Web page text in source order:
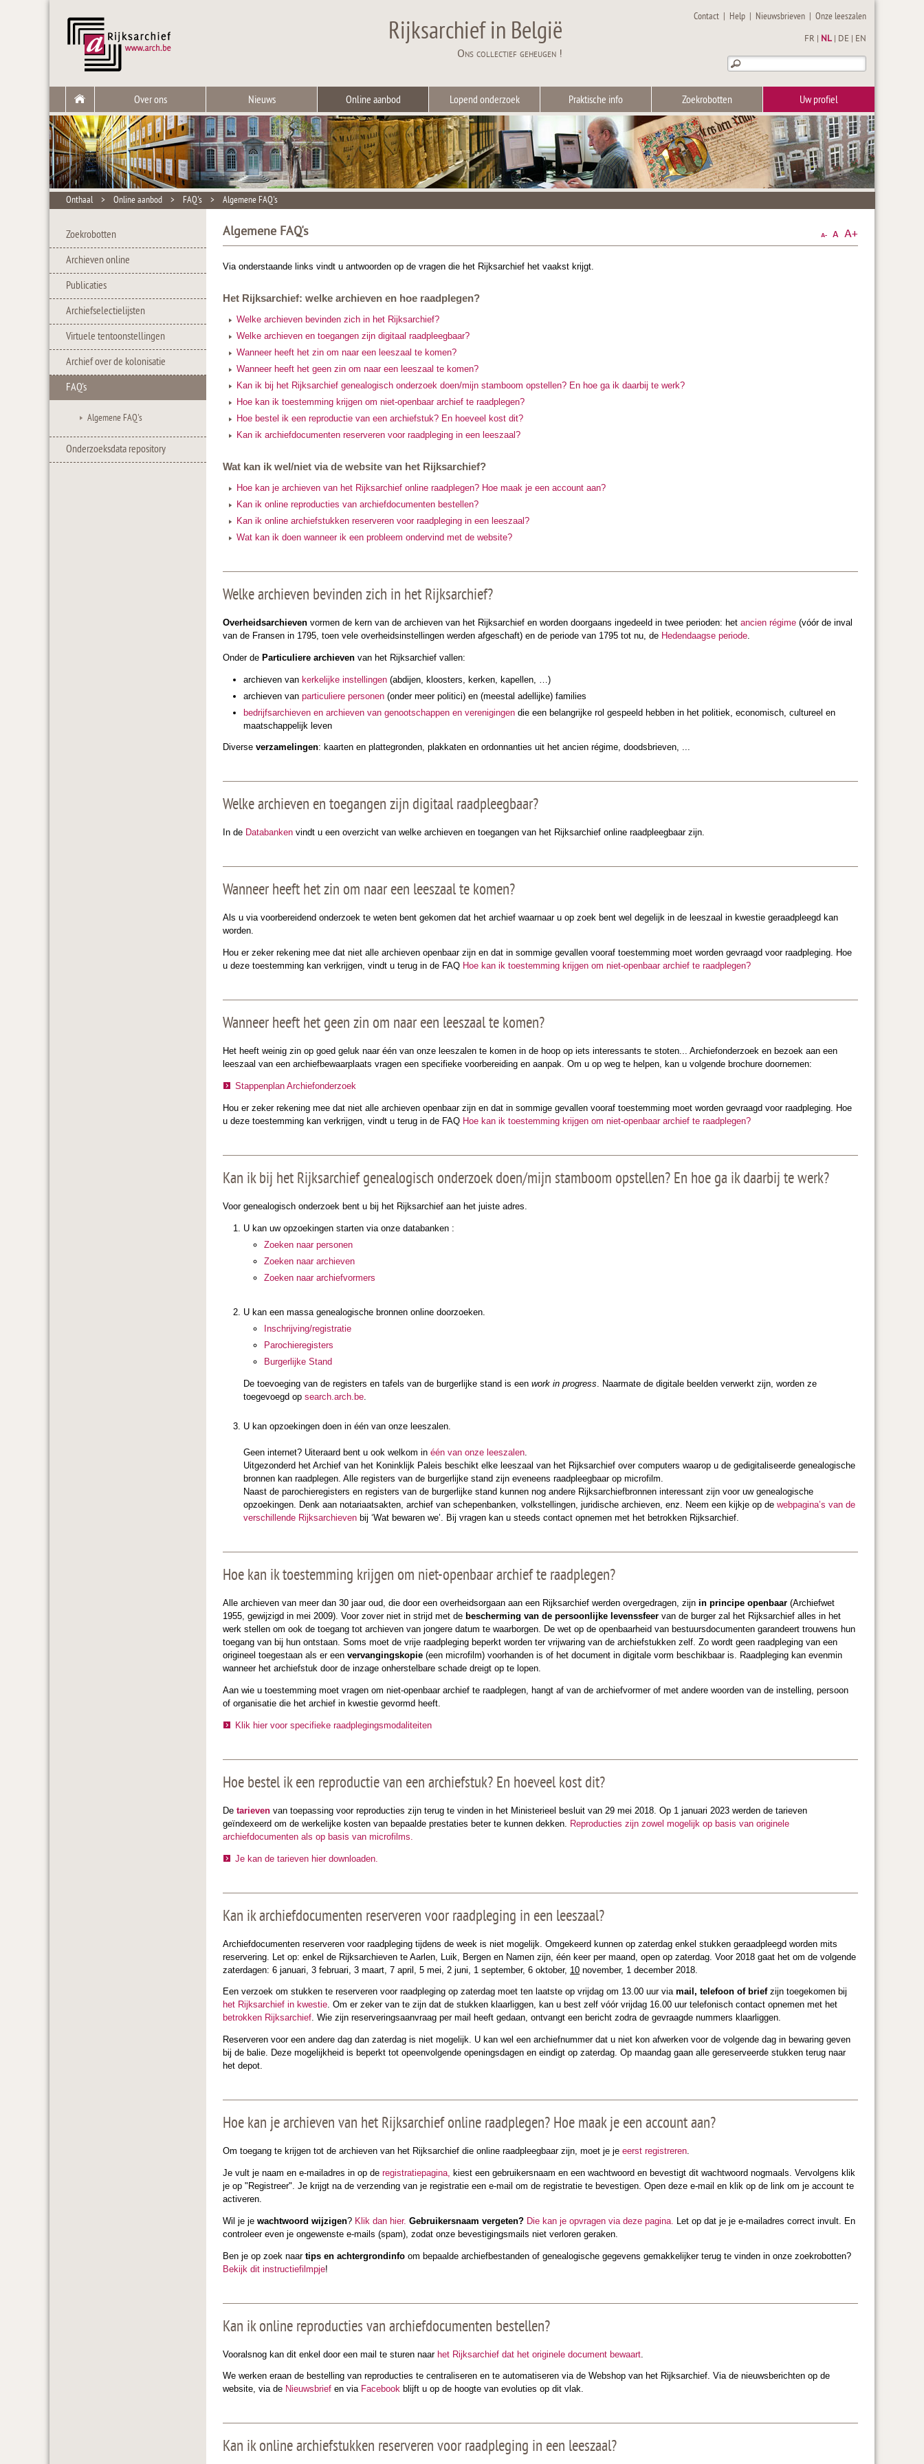
Rijksarchief in België
Ons collectief geheugen !
Contact | Help | Nieuwsbrieven |Onze leeszalen
FR NL DE EN
Over ons Nieuws Online aanbod Lopend onderzoek Praktische info Zoekrobotten Uw profiel
Onthaal > Online aanbod > FAQ's > Algemene FAQ's
Zoekrobotten
Archieven online
Publicaties
Archiefselectielijsten
Virtuele tentoonstellingen
Archief over de kolonisatie
FAQ's
Algemene FAQ's
Onderzoeksdata repository
Algemene FAQ's
Via onderstaande links vindt u antwoorden op de vragen die het Rijksarchief het vaakst krijgt.
Het Rijksarchief: welke archieven en hoe raadplegen?
Welke archieven bevinden zich in het Rijksarchief?
Welke archieven en toegangen zijn digitaal raadpleegbaar?
Wanneer heeft het zin om naar een leeszaal te komen?
Wanneer heeft het geen zin om naar een leeszaal te komen?
Kan ik bij het Rijksarchief genealogisch onderzoek doen/mijn stamboom opstellen? En hoe ga ik daarbij te werk?
Hoe kan ik toestemming krijgen om niet-openbaar archief te raadplegen?
Hoe bestel ik een reproductie van een archiefstuk? En hoeveel kost dit?
Kan ik archiefdocumenten reserveren voor raadpleging in een leeszaal?
Wat kan ik wel/niet via de website van het Rijksarchief?
Hoe kan je archieven van het Rijksarchief online raadplegen? Hoe maak je een account aan?
Kan ik online reproducties van archiefdocumenten bestellen?
Kan ik online archiefstukken reserveren voor raadpleging in een leeszaal?
Wat kan ik doen wanneer ik een probleem ondervind met de website?
Welke archieven bevinden zich in het Rijksarchief?
Overheidsarchieven vormen de kern van de archieven van het Rijksarchief en worden doorgaans ingedeeld in twee perioden: het ancien régime (vóór de inval
van de Fransen in 1795, toen vele overheidsinstellingen werden afgeschaft) en de periode van 1795 tot nu, de Hedendaagse periode.
Onder de Particuliere archieven van het Rijksarchief vallen:
archieven van kerkelijke instellingen (abdijen, kloosters, kerken, kapellen, …)
archieven van particuliere personen (onder meer politici) en (meestal adellijke) families
bedrijfsarchieven en archieven van genootschappen en verenigingen die een belangrijke rol gespeeld hebben in het politiek, economisch, cultureel en
maatschappelijk leven
Diverse verzamelingen: kaarten en plattegronden, plakkaten en ordonnanties uit het ancien régime, doodsbrieven, ...
Welke archieven en toegangen zijn digitaal raadpleegbaar?
In de Databanken vindt u een overzicht van welke archieven en toegangen van het Rijksarchief online raadpleegbaar zijn.
Wanneer heeft het zin om naar een leeszaal te komen?
Als u via voorbereidend onderzoek te weten bent gekomen dat het archief waarnaar u op zoek bent wel degelijk in de leeszaal in kwestie geraadpleegd kan
worden.
Hou er zeker rekening mee dat niet alle archieven openbaar zijn en dat in sommige gevallen vooraf toestemming moet worden gevraagd voor raadpleging. Hoe
u deze toestemming kan verkrijgen, vindt u terug in de FAQ Hoe kan ik toestemming krijgen om niet-openbaar archief te raadplegen?
Wanneer heeft het geen zin om naar een leeszaal te komen?
Het heeft weinig zin op goed geluk naar één van onze leeszalen te komen in de hoop op iets interessants te stoten... Archiefonderzoek en bezoek aan een
leeszaal van een archiefbewaarplaats vragen een specifieke voorbereiding en aanpak. Om u op weg te helpen, kan u volgende brochure doornemen:
Stappenplan Archiefonderzoek
Hou er zeker rekening mee dat niet alle archieven openbaar zijn en dat in sommige gevallen vooraf toestemming moet worden gevraagd voor raadpleging. Hoe
u deze toestemming kan verkrijgen, vindt u terug in de FAQ Hoe kan ik toestemming krijgen om niet-openbaar archief te raadplegen?
Kan ik bij het Rijksarchief genealogisch onderzoek doen/mijn stamboom opstellen? En hoe ga ik daarbij te werk?
Voor genealogisch onderzoek bent u bij het Rijksarchief aan het juiste adres.
U kan uw opzoekingen starten via onze databanken :
Zoeken naar personen
Zoeken naar archieven
Zoeken naar archiefvormers
U kan een massa genealogische bronnen online doorzoeken.
Inschrijving/registratie
Parochieregisters
Burgerlijke Stand
De toevoeging van de registers en tafels van de burgerlijke stand is een work in progress. Naarmate de digitale beelden verwerkt zijn, worden ze
toegevoegd op search.arch.be.
U kan opzoekingen doen in één van onze leeszalen.
Geen internet? Uiteraard bent u ook welkom in één van onze leeszalen.
Uitgezonderd het Archief van het Koninklijk Paleis beschikt elke leeszaal van het Rijksarchief over computers waarop u de gedigitaliseerde genealogische
bronnen kan raadplegen. Alle registers van de burgerlijke stand zijn eveneens raadpleegbaar op microfilm.
Naast de parochieregisters en registers van de burgerlijke stand kunnen nog andere Rijksarchiefbronnen interessant zijn voor uw genealogische
opzoekingen. Denk aan notariaatsakten, archief van schepenbanken, volkstellingen, juridische archieven, enz. Neem een kijkje op de webpagina’s van de
verschillende Rijksarchieven bij ‘Wat bewaren we’. Bij vragen kan u steeds contact opnemen met het betrokken Rijksarchief.
Hoe kan ik toestemming krijgen om niet-openbaar archief te raadplegen?
Alle archieven van meer dan 30 jaar oud, die door een overheidsorgaan aan een Rijksarchief werden overgedragen, zijn in principe openbaar (Archiefwet
1955, gewijzigd in mei 2009). Voor zover niet in strijd met de bescherming van de persoonlijke levenssfeer van de burger zal het Rijksarchief alles in het
werk stellen om ook de toegang tot archieven van jongere datum te waarborgen. De wet op de openbaarheid van bestuursdocumenten garandeert trouwens hun
toegang van bij hun ontstaan. Soms moet de vrije raadpleging beperkt worden ter vrijwaring van de archiefstukken zelf. Zo wordt geen raadpleging van een
origineel toegestaan als er een vervangingskopie (een microfilm) voorhanden is of het document in digitale vorm beschikbaar is. Raadpleging kan evenmin
wanneer het archiefstuk door de inzage onherstelbare schade dreigt op te lopen.
Aan wie u toestemming moet vragen om niet-openbaar archief te raadplegen, hangt af van de archiefvormer of met andere woorden van de instelling, persoon
of organisatie die het archief in kwestie gevormd heeft.
Klik hier voor specifieke raadplegingsmodaliteiten
Hoe bestel ik een reproductie van een archiefstuk? En hoeveel kost dit?
De tarieven van toepassing voor reproducties zijn terug te vinden in het Ministerieel besluit van 29 mei 2018. Op 1 januari 2023 werden de tarieven
geïndexeerd om de werkelijke kosten van bepaalde prestaties beter te kunnen dekken.
Reproducties zijn zowel mogelijk op basis van originele
archiefdocumenten als op basis van microfilms.
Je kan de tarieven hier downloaden.
Kan ik archiefdocumenten reserveren voor raadpleging in een leeszaal?
Archiefdocumenten reserveren voor raadpleging tijdens de week is niet mogelijk. Omgekeerd kunnen op zaterdag enkel stukken geraadpleegd worden mits
reservering. Let op: enkel de Rijksarchieven te Aarlen, Luik, Bergen en Namen zijn, één keer per maand, open op zaterdag. Voor 2018 gaat het om de volgende
zaterdagen: 6 januari, 3 februari, 3 maart, 7 april, 5 mei, 2 juni, 1 september, 6 oktober, 10 november, 1 december 2018.
Een verzoek om stukken te reserveren voor raadpleging op zaterdag moet ten laatste op vrijdag om 13.00 uur via mail, telefoon of briefzijn toegekomen bij
het Rijksarchief in kwestie. Om er zeker van te zijn dat de stukken klaarliggen, kan u best zelf vóór vrijdag 16.00 uur telefonisch contact opnemen met het
betrokken Rijksarchief. Wie zijn reser­verings­aanvraag per mail heeft gedaan, ontvangt een bericht zodra de gevraagde nummers klaarliggen.
Reserveren voor een andere dag dan zaterdag is niet mogelijk. U kan wel een archiefnummer dat u niet kon afwer­ken voor de volgende dag in bewaring geven
bij de balie. Deze mogelijkheid is beperkt tot opeenvolgende openings­dagen en eindigt op zaterdag. Op maandag gaan alle gereserveerde stukken terug naar
het depot.
Hoe kan je archieven van het Rijksarchief online raadplegen? Hoe maak je een account aan?
Om toegang te krijgen tot de archieven van het Rijksarchief die online raadpleegbaar zijn, moet je je eerst registreren.
Je vult je naam en e-mailadres in op de registratiepagina,
kiest een gebruikersnaam en een wachtwoord en bevestigt dit wachtwoord nogmaals. Vervolgens klik
je op "Registreer". Je krijgt na de verzending van je registratie een e-mail om de registratie te bevestigen. Open deze e-mail en klik op de link om je account te
activeren.
Wil je je wachtwoord wijzigen? Klik dan hier. Gebruikersnaam vergeten? Die kan je opvragen via deze pagina.
Let op dat je je e-mailadres correct invult. En
controleer even je ongewenste e-mails (spam), zodat onze bevestigingsmails niet verloren geraken.
Ben je op zoek naar tips en achtergrondinfo om bepaalde archiefbestanden of genealogische gegevens gemakkelijker terug te vinden in onze zoekrobotten?
Bekijk dit instructiefilmpje!
Kan ik online reproducties van archiefdocumenten bestellen?
Vooralsnog kan dit enkel door een mail te sturen naar het Rijksarchief dat het originele document bewaart
We werken eraan de bestelling van reproducties te centraliseren en te automatiseren via de Webshop van het Rijksarchief. Via de nieuwsberichten op de
website, via de Nieuwsbrief en via Facebook blijft u op de hoogte van evoluties op dit vlak.
Kan ik online archiefstukken reserveren voor raadpleging in een leeszaal?